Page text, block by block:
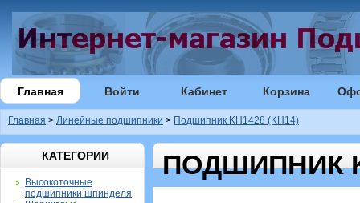
Главная Войти Кабинет Корзина
Главная > Линейные подшипники > Подшипник KH1428 (KH14)
КАТЕГОРИИ
Высокоточные
подшипники шпинделя
ПОДШИПНИК